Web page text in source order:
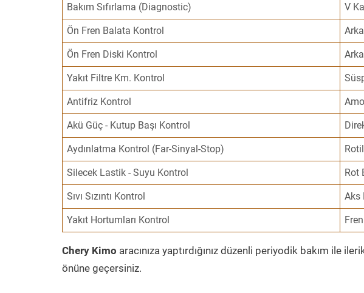
Bakım Sıfırlama (Diagnostic) V
Ön Fren Balata Kontrol
Ön Fren Diski Kontrol
Yakıt Filtre Km. Kontrol
Antifriz Kontrol
Akü Güç - Kutup Başı Kontrol
Aydınlatma Kontrol (Far-Sinyal-Stop)
Silecek Lastik - Suyu Kontrol Rot
Sıvı Sızıntı Kontrol Aks
Yakıt Hortumları Kontrol
Chery Kimo aracınıza yaptırdığınız düzenli periyodik bakım ile
önüne geçersiniz.